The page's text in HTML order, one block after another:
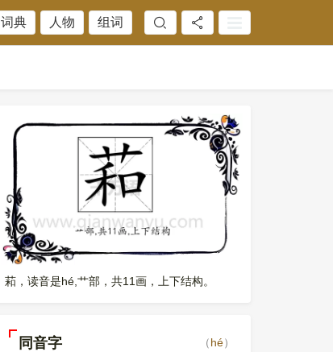
词典 人物 组词
萂，读音是hé,艹部，共11画，上下结构。
同音字 （hé）